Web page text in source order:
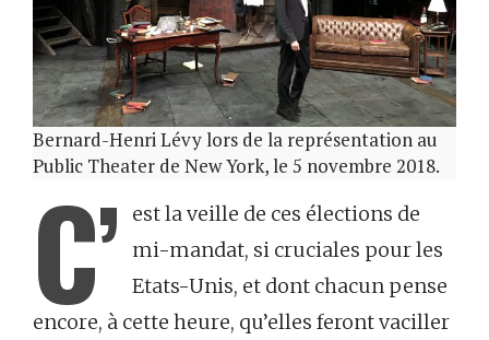
Bernard-Henri Lévy lors de la représentation au
Public Theater de New York, le 5 novembre 2018.
C’
est la veille de ces élections de
mi-mandat, si cruciales pour les
Etats-Unis, et dont chacun pense
encore, à cette heure, qu’elles feront vaciller